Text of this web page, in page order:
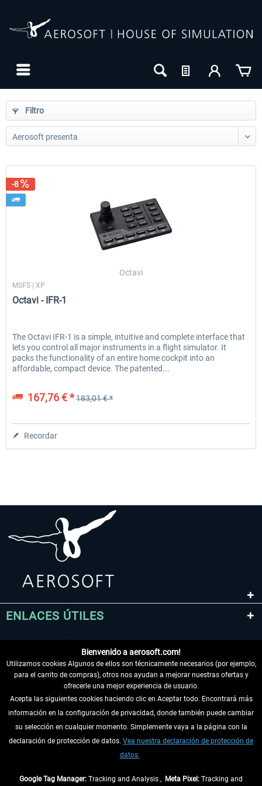
0,00 € * 36,29 € *
Filtro
-8
Octavi
MSFS | XP
Octavi - IFR-1
The Octavi IFR-1 is a simple, intuitive and complete interface that
lets you control all major instruments in a flight simulator. It
packs the functionality of an entire home cockpit into an
affordable, compact device. The patented...
167,76 € *183,01 € *
Recordar
ENLACES ÚTILES
DESISTIR DEL CONTRATO
INFORMACIÓN
Bienvenido a aerosoft.com!
Utilizamos cookies Algunos de ellos son técnicamente necesarios (por ejemplo,
para el carrito de compras), otros nos ayudan a mejorar nuestras ofertas y
ofrecerle una mejor experiencia de usuario.
Acepta las siguientes cookies haciendo clic en Aceptar todo. Encontrará más
información en la configuración de privacidad, donde también puede cambiar
su selección en cualquier momento. Simplemente vaya a la página con la
declaración de protección de datos. Vea nuestra declaración de protección de
datos.
Google Tag Manager: Tracking and Analysis , Meta Pixel: Tracking and